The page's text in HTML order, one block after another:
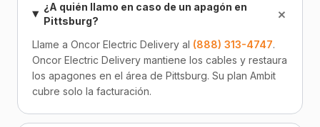
¿A quién llamo en caso de un apagón en
Pittsburg?
+
Llame a Oncor Electric Delivery al (888) 313-4747.
Oncor Electric Delivery mantiene los cables y restaura
los apagones en el área de Pittsburg. Su plan Ambit
cubre solo la facturación.